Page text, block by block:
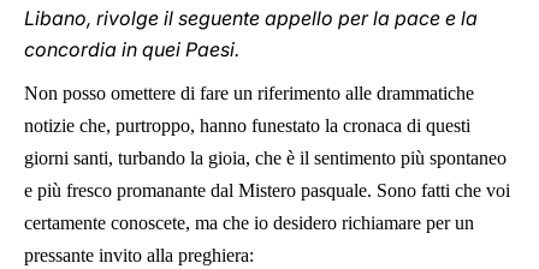
Libano, rivolge il seguente appello per la pace e la
concordia in quei Paesi.
Non posso omettere di fare un riferimento alle drammatiche
notizie che, purtroppo, hanno funestato la cronaca di questi
giorni santi, turbando la gioia, che è il sentimento più spontaneo
e più fresco promanante dal Mistero pasquale. Sono fatti che voi
certamente conoscete, ma che io desidero richiamare per un
pressante invito alla preghiera: